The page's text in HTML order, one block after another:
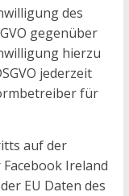
des
gegenüber
hierzu
jederzeit
für
auf der
Ireland
EU Daten des